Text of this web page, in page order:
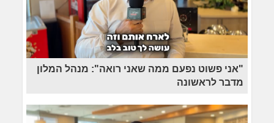
"אני פשוט נפעם ממה שאני רואה": מנהל המלון
מדבר לראשונה